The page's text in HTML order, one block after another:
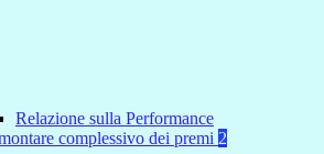
Relazione sulla Performance
complessivo dei premi 2